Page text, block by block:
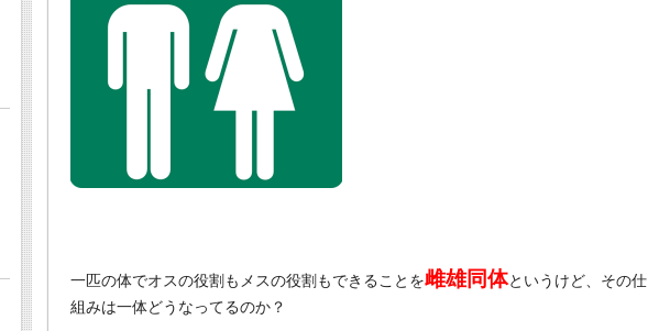
一匹の体でオスの役割もメスの役割もできることを雌雄同体というけど、その仕
組みは一体どうなってるのか？